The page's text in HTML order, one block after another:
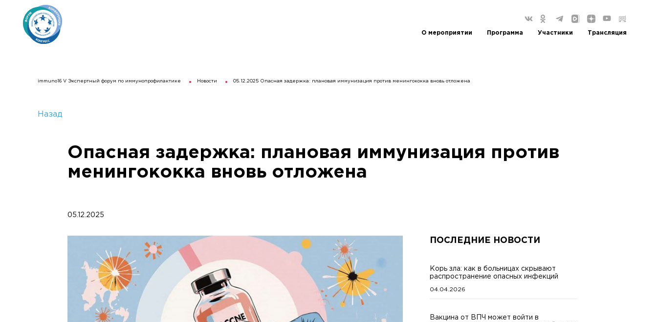
О мероприятии Программа Участники Трансляция
immuno16 V Экспертный форум по иммунопрофилактике Новости 05.12.2025 Опасная задержка: плановая иммунизация против менингококка вновь отложена
Назад
Опасная задержка: плановая иммунизация против
менингококка вновь отложена
05.12.2025
ПОСЛЕДНИЕ НОВОСТИ
Корь зла: как в больницах скрывают
распространение опасных инфекций
04.04.2026
Вакцина от ВПЧ может войти в